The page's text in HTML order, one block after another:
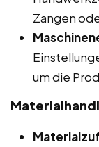
Zangen
um die